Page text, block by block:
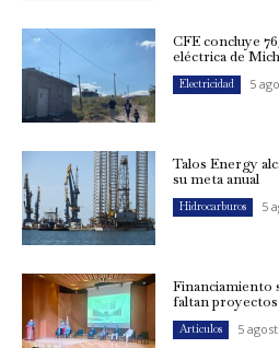
CFE concluye
eléctrica de
Electricidad 5
Talos Energy
su meta anual
Hidrocarburos 5
Financiamiento
faltan proyectos
Artículos 5